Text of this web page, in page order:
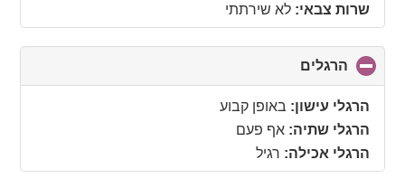
שרות צבאי: לא שירתתי
הרגלים
to
collapseהרגלי עישון: באופן קבוע
הרגלי שתיה: אף פעם
הרגלי אכילה: רגיל